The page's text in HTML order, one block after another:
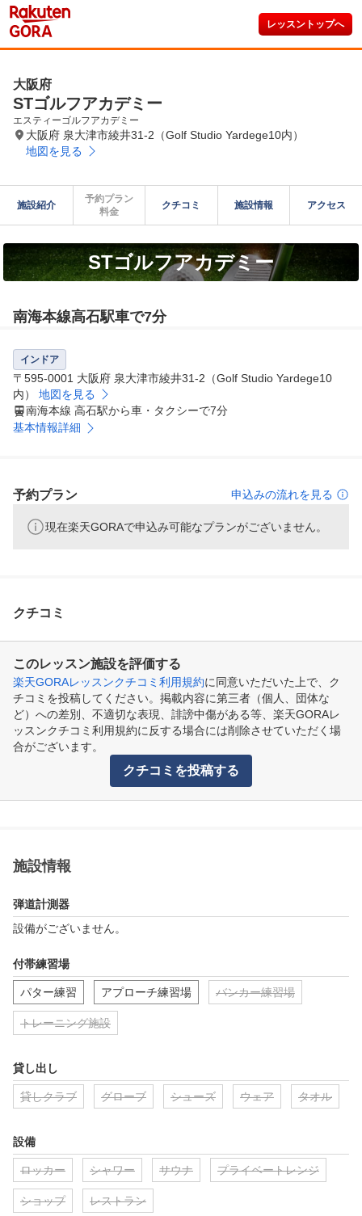
レッスントップへ
大阪府
STゴルフアカデミー
エスティーゴルフアカデミー
大阪府 泉大津市綾井31-2（Golf Studio Yardege10内）
地図を見る
施設紹介
予約プラン
料金
クチコミ 施設情報 アクセス
STゴルフアカデミー
南海本線高石駅車で7分
インドア
〒595-0001 大阪府 泉大津市綾井31-2（Golf Studio Yardege10
内） 地図を見る
南海本線 高石駅から車・タクシーで7分
基本情報詳細
予約プラン 申込みの流れを見る
現在楽天GORAで申込み可能なプランがございません。
クチコミ
このレッスン施設を評価する
楽天GORAレッスンクチコミ利用規約に同意いただいた上で、ク
チコミを投稿してください。掲載内容に第三者（個人、団体な
ど）への差別、不適切な表現、誹謗中傷がある等、楽天GORAレ
ッスンクチコミ利用規約に反する場合には削除させていただく場
合がございます。
クチコミを投稿する
施設情報
弾道計測器
設備がございません。
付帯練習場
パター練習 アプローチ練習場 バンカー練習場
トレーニング施設
貸し出し
貸しクラブ グローブ シューズ ウェア タオル
設備
ロッカー シャワー サウナ プライベートレンジ
ショップ レストラン